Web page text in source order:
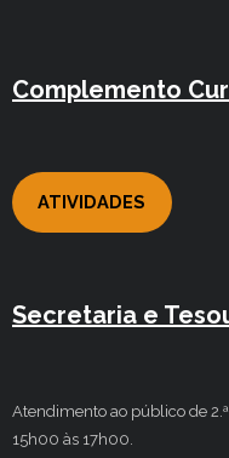
Complemento
ATIVIDADES
Secretaria e
Atendimento ao público de
15h00 às 17h00.